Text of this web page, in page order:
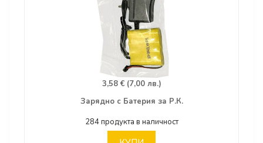
3,58 € (7,00 лв.)
Зарядно с Батерия за Р.К.
284 продукта в наличност